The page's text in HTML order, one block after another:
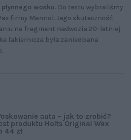
wosku. Do testu wybraliśmy
firmy Mannol. Jego skuteczność
na fragment nadwozia 20-letniej
lakiernicza była zaniedbana
auta – jak to zrobić?
produktu Holts Original Wax
44 zł